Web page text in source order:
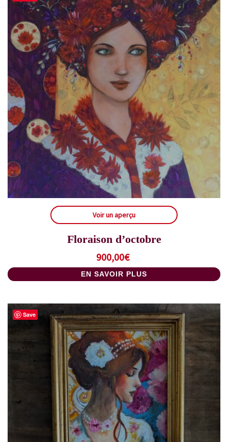
Voir un aperçu
Floraison d’octobre
900,00€
EN SAVOIR PLUS
Save